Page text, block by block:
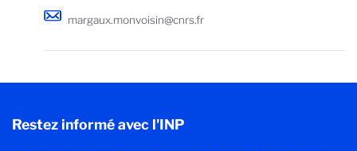
margaux.monvoisin@cnrs.fr
Restez informé avec l'INP